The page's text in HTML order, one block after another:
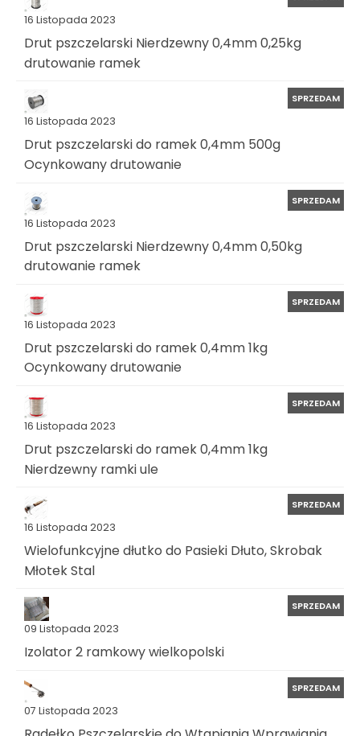
16 Listopada 2023
Drut pszczelarski Nierdzewny 0,4mm 0,25kg
drutowanie ramek
16 Listopada 2023
SPRZEDAM
Drut pszczelarski do ramek 0,4mm 500g
Ocynkowany drutowanie
16 Listopada 2023
SPRZEDAM
Drut pszczelarski Nierdzewny 0,4mm 0,50kg
drutowanie ramek
16 Listopada 2023
SPRZEDAM
Drut pszczelarski do ramek 0,4mm 1kg
Ocynkowany drutowanie
16 Listopada 2023
SPRZEDAM
Drut pszczelarski do ramek 0,4mm 1kg
Nierdzewny ramki ule
16 Listopada 2023
SPRZEDAM
Wielofunkcyjne dłutko do Pasieki Dłuto, Skrobak
Młotek Stal
09 Listopada 2023
SPRZEDAM
Izolator 2 ramkowy wielkopolski
07 Listopada 2023
SPRZEDAM